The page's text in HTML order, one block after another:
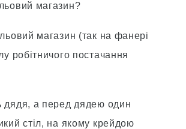
магазин?
магазин (так на фанері
робітничого постачання
а перед дядею один
стіл, на якому крейдою